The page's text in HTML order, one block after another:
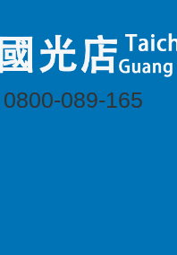
0800-089-165